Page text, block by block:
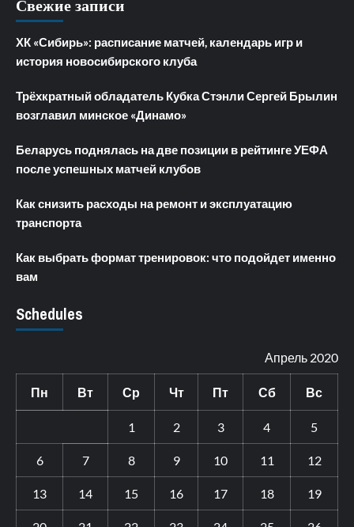
Свежие записи
ХК «Сибирь»: расписание матчей, календарь игр и
история новосибирского клуба
Трёхкратный обладатель Кубка Стэнли Сергей Брылин
возглавил минское «Динамо»
Беларусь поднялась на две позиции в рейтинге УЕФА
после успешных матчей клубов
Как снизить расходы на ремонт и эксплуатацию
транспорта
Как выбрать формат тренировок: что подойдет именно
вам
Schedules
Апрель 2020
Пн Вт Ср Чт Пт Сб Вс
1 2 3 4 5
6 7 8 9 10 11 12
13 14 15 16 17 18 19